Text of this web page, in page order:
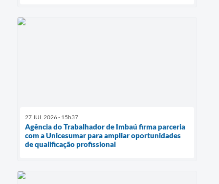
27 JUL 2026 - 15h37
Agência do Trabalhador de Imbaú firma parceria
com a Unicesumar para ampliar oportunidades
de qualificação profissional